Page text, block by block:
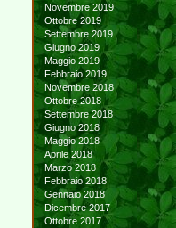
Novembre 2019
Ottobre 2019
Settembre 2019
Giugno 2019
Maggio 2019
Febbraio 2019
Novembre 2018
Ottobre 2018
Settembre 2018
Giugno 2018
Maggio 2018
Aprile 2018
Marzo 2018
Febbraio 2018
Gennaio 2018
Dicembre 2017
Ottobre 2017